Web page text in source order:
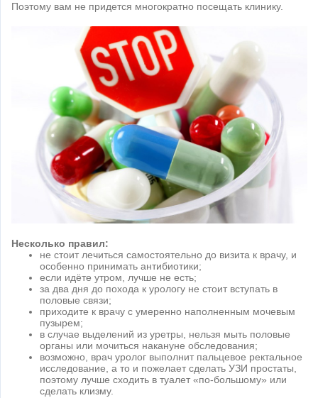
Поэтому вам не придется многократно посещать клинику.
Несколько правил:
не стоит лечиться самостоятельно до визита к врачу, и
особенно принимать антибиотики;
если идёте утром, лучше не есть;
за два дня до похода к урологу не стоит вступать в
половые связи;
приходите к врачу с умеренно наполненным мочевым
пузырем;
в случае выделений из уретры, нельзя мыть половые
органы или мочиться накануне обследования;
возможно, врач уролог выполнит пальцевое ректальное
исследование, а то и пожелает сделать УЗИ простаты,
поэтому лучше сходить в туалет «по-большому» или
сделать клизму.